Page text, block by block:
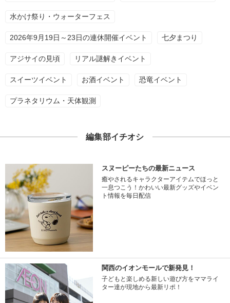
水かけ祭り・ウォーターフェス
2026年9月19日～23日の連休開催イベント 七夕まつり
アジサイの見頃 リアル謎解きイベント
スイーツイベント お酒イベント 恐竜イベント
プラネタリウム・天体観測
編集部イチオシ
スヌーピーたちの最新ニュース
癒やされるキャラクターアイテムでほっと
一息つこう！かわいい最新グッズやイベン
ト情報を毎日配信
関西のイオンモールで新発見！
子どもと楽しめる新しい遊び方をママライ
ター達が現地から最新リポ！